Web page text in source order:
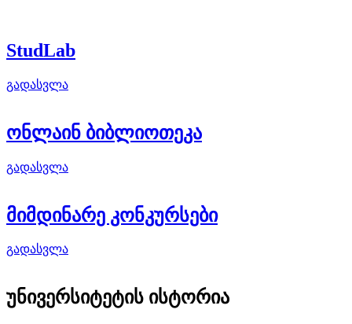
StudLab
გადასვლა
ონლაინ ბიბლიოთეკა
გადასვლა
მიმდინარე კონკურსები
გადასვლა
უნივერსიტეტის ისტორია